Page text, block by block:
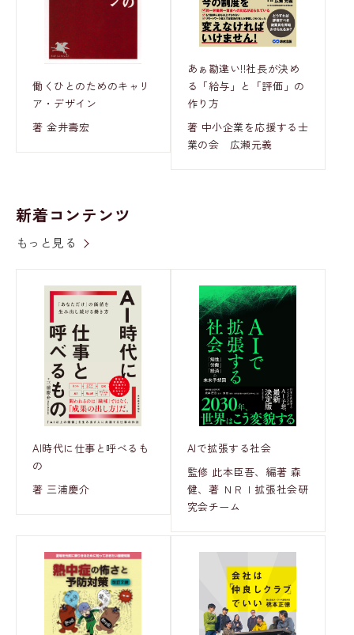
働くひとのためのキャリ
ア・デザイン
著 金井壽宏
あぁ勘違い!!社長が決め
る「給与」と「評価」の
作り方
著 中小企業を応援する士
業の会 広瀬元義
新着コンテンツ
もっと見る
AI時代に仕事と呼べるも
の
著 三浦慶介
AIで拡張する社会
監修 此本臣吾、編著 森
健、著 ＮＲＩ拡張社会研
究会チーム